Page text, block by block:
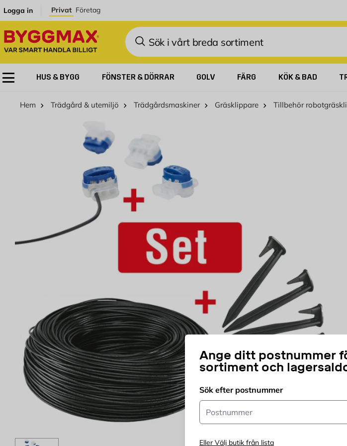
Logga in Privat Företag
Sök
Ange ditt postnummer
sortiment och
Sök efter postnummer
Postnummer
Eller Välj butik från lista
HUS & BYGG FÖNSTER & DÖRRAR GOLV FÄRG KÖK & BAD
Hem Trädgård & utemiljö Trädgårdsmaskiner Gräsklippare Tillbehör